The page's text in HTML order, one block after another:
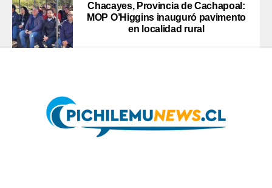
Chacayes, Provincia de Cachapoal:
MOP O’Higgins inauguró pavimento
en localidad rural